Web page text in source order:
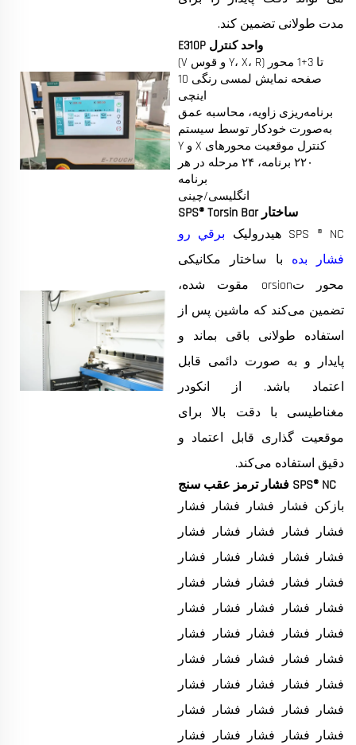
مدت طولانی تضمین کند.
واحد کنترل E310P
تا 3+1 محور (Y، X، R و قوس V)
صفحه نمایش لمسی رنگی 10
اینچی
برنامه‌ریزی زاویه، محاسبه عمق
به‌صورت خودکار توسط سیستم
کنترل موقعیت محورهای X و Y
۲۲۰ برنامه، ۲۴ مرحله در هر
برنامه
انگلیسی/چینی
ساختار SPS® Torsin Bar
SPS ® NC هیدرولیک
برقي رو
فشار بده با ساختار مکانیکی
محور تorsion مقوت شده،
تضمین می‌کند که ماشین پس از
استفاده طولانی باقی بماند و
پایدار و به صورت دائمی قابل
اعتماد باشد. از انکودر
مغناطیسی با دقت بالا برای
موقعیت گذاری قابل اعتماد و
دقیق استفاده می‌کند.
SPS® NC فشار ترمز عقب سنج
بازکن فشار فشار فشار فشار
فشار فشار فشار فشار فشار
فشار فشار فشار فشار فشار
فشار فشار فشار فشار فشار
فشار فشار فشار فشار فشار
فشار فشار فشار فشار فشار
فشار فشار فشار فشار فشار
فشار فشار فشار فشار فشار
فشار فشار فشار فشار فشار
فشار فشار فشار فشار فشار